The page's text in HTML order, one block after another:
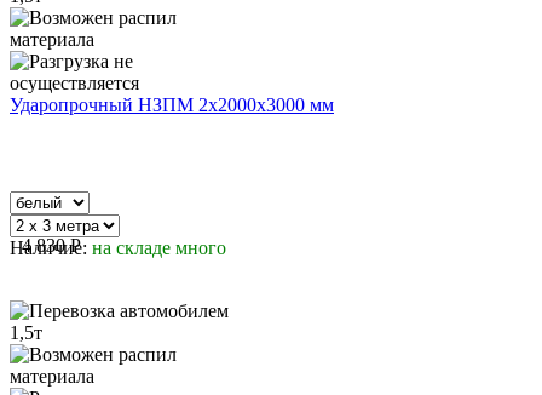
Ударопрочный НЗПМ 2х2000х3000 мм
Наличие: на складе много
4 830P